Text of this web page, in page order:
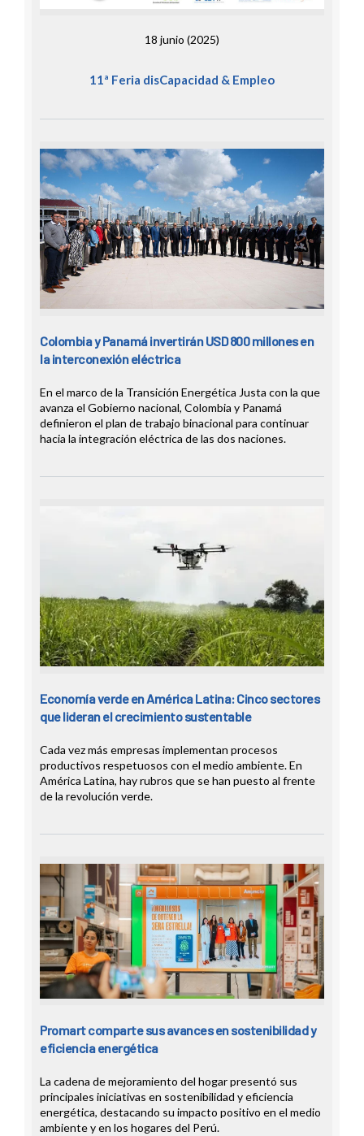
18 junio (2025)
11ª Feria disCapacidad & Empleo
Colombia y Panamá invertirán USD 800 millones en
la interconexión eléctrica
En el marco de la Transición Energética Justa con la que
avanza el Gobierno nacional, Colombia y Panamá
definieron el plan de trabajo binacional para continuar
hacia la integración eléctrica de las dos naciones.
Economía verde en América Latina: Cinco sectores
que lideran el crecimiento sustentable
Cada vez más empresas implementan procesos
productivos respetuosos con el medio ambiente. En
América Latina, hay rubros que se han puesto al frente
de la revolución verde.
Promart comparte sus avances en sostenibilidad y
eficiencia energética
La cadena de mejoramiento del hogar presentó sus
principales iniciativas en sostenibilidad y eficiencia
energética, destacando su impacto positivo en el medio
ambiente y en los hogares del Perú.